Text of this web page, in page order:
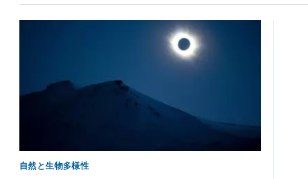
自然と生物多様性